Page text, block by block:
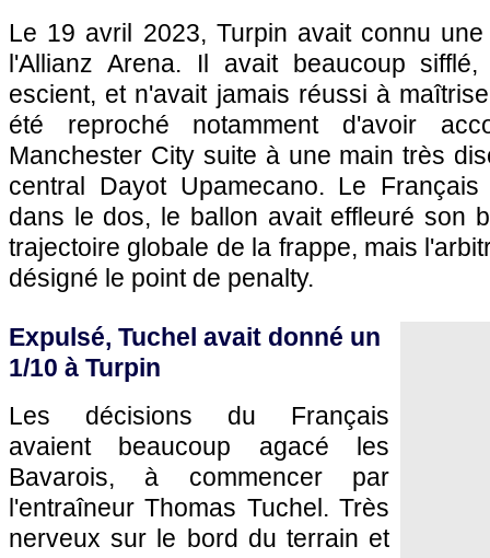
Le 19 avril 2023, Turpin avait connu
l'Allianz Arena. Il avait beaucoup
escient, et n'avait jamais réussi à
été reproché notamment d'avoir
Manchester City suite à une main très
central Dayot Upamecano. Le
dans le dos, le ballon avait effleuré son
trajectoire globale de la frappe, mais
désigné le point de penalty.
Expulsé, Tuchel avait donné un
1/10 à Turpin
Les décisions du Français
avaient beaucoup agacé les
Bavarois, à commencer par
l'entraîneur Thomas Tuchel. Très
nerveux sur le bord du terrain et